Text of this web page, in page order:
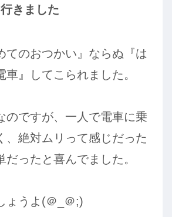
きました
てのおつかい』ならぬ『は
車』してこられました。
のですが、一人で電車に乗
、絶対ムリって感じだった
ったと喜んでました。
ょうよ(＠_＠;)